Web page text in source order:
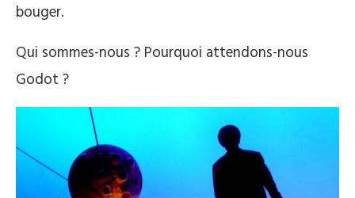
bouger.
Qui sommes-nous ? Pourquoi attendons-nous
Godot ?